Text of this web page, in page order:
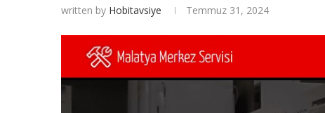
written by Hobitavsiye Temmuz 31, 2024